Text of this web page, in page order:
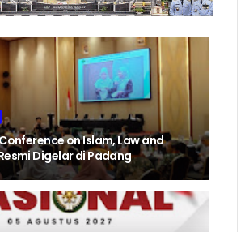
on Islam, Law and
Digelar di Padang